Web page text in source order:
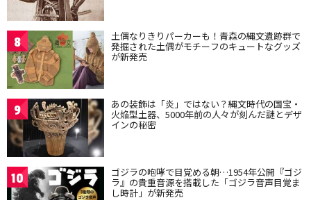
8 土偶なりきりパーカーも！青森の縄文遺跡群で
発掘された土偶がモチーフのキュートなグッズ
が新発売
9 あの装飾は「炎」ではない？縄文時代の国宝・
火焔型土器、5000年前の人々が刻んだ謎とデザ
インの秘密
10 ゴジラの咆哮で目覚める朝…1954年公開『ゴジ
ラ』の貴重音源を搭載した「ゴジラ音声目覚ま
し時計」が新発売